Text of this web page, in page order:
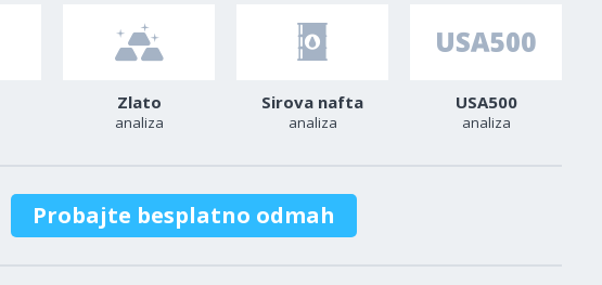
Zlato
analiza
Sirova nafta
analiza
USA500
analiza
Probajte besplatno odmah